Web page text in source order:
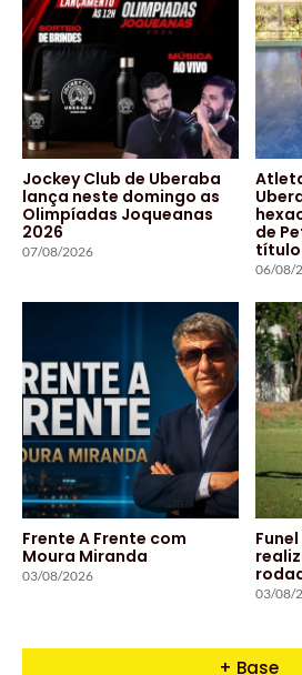
Jockey Club de Uberaba
lança neste domingo as
Olimpíadas Joqueanas
2026
07/08/2026
de
título
06/08/
Frente A Frente com
Moura Miranda
03/08/2026
03/08/
+ Base